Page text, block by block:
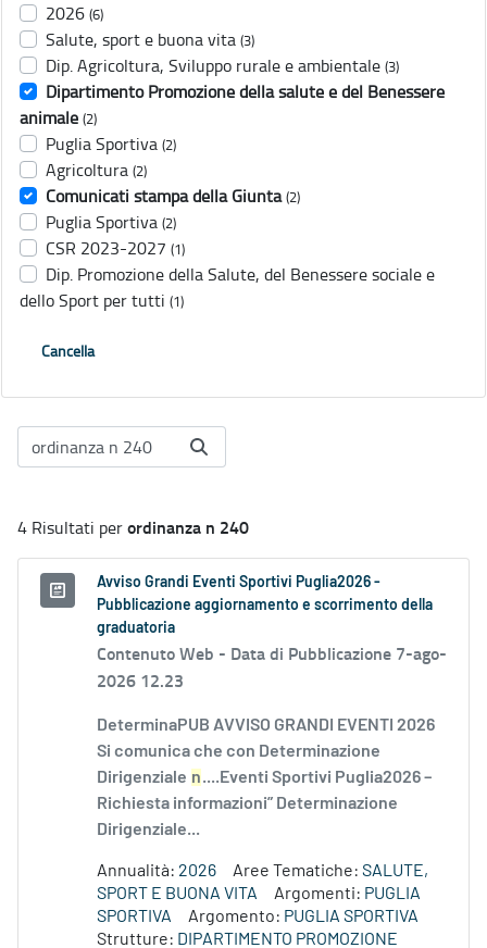
2026 (6)
Salute, sport e buona vita (3)
Dip. Agricoltura, Sviluppo rurale e ambientale (3)
Dipartimento Promozione della salute e del Benessere
animale (2)
Puglia Sportiva (2)
Agricoltura (2)
Comunicati stampa della Giunta (2)
Puglia Sportiva (2)
CSR 2023-2027 (1)
Dip. Promozione della Salute, del Benessere sociale e
dello Sport per tutti (1)
Cancella
4 Risultati perordinanza n 240
Avviso Grandi Eventi Sportivi Puglia2026 -
Pubblicazione aggiornamento e scorrimento della
graduatoria
Contenuto Web - Data di Pubblicazione 7-ago-
2026 12.23
DeterminaPUB AVVISO GRANDI EVENTI 2026
Si comunica che con Determinazione
Dirigenziale n....Eventi Sportivi Puglia2026 –
Richiesta informazioni” Determinazione
Dirigenziale...
Annualità: 2026 Aree Tematiche: SALUTE,
SPORT E BUONA VITA
Argomenti: PUGLIA
SPORTIVA
Argomento: PUGLIA SPORTIVA
Strutture: DIPARTIMENTO PROMOZIONE